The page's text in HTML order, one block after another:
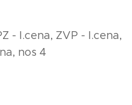
- I.cena, ZVP - I.cena,
nos 4